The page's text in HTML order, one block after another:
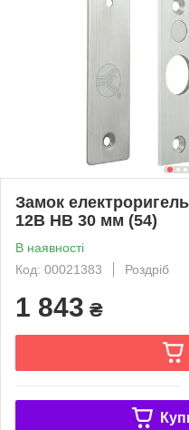
Замок
12В НВ 30 мм (54)
В наявності
Код: 00021383
Роздріб
1 843 ₴